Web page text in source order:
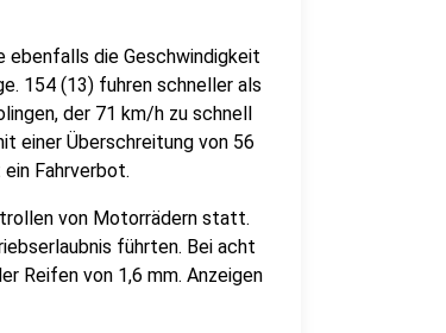
ebenfalls die Geschwindigkeit
154 (13) fuhren schneller als
der 71 km/h zu schnell
einer Überschreitung von 56
Fahrverbot.
von Motorrädern statt.
führten. Bei acht
Reifen von 1,6 mm. Anzeigen